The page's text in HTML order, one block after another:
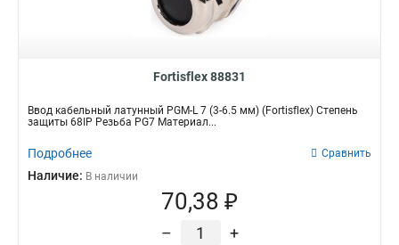
Fortisflex 88831
Ввод кабельный латунный PGM-L 7 (3-6.5 мм) (Fortisflex) Степень
защиты 68IP Резьба PG7 Материал...
Подробнее Сравнить
Наличие: В наличии
70,38 ₽
– +